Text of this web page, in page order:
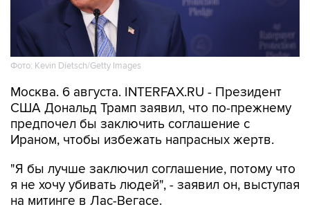
Фото: Kevin Dietsch/Getty Images
Москва. 6 августа. INTERFAX.RU - Президент
США Дональд Трамп заявил, что по-прежнему
предпочел бы заключить соглашение с
Ираном, чтобы избежать напрасных жертв.
"Я бы лучше заключил соглашение, потому что
я не хочу убивать людей", - заявил он, выступая
на митинге в Лас-Вегасе.